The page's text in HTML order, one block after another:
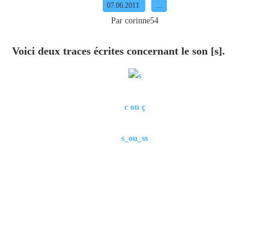
07.06.2011
Par corinne54
Voici deux traces écrites concernant le son [s].
c ou ç
s_ou_ss